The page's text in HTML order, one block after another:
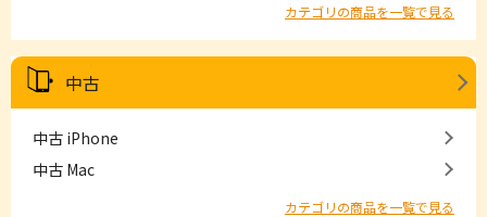
カテゴリの商品を一覧で見る
中古
中古 iPhone
中古 Mac
カテゴリの商品を一覧で見る